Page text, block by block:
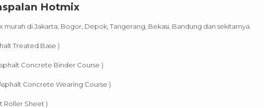
Hotmix
murah di Jakarta, Bogor, Depok, Tangerang, Bekasi, Bandung dan sekitarnya.
Treated Base )
Concrete Binder Course )
Concrete Wearing Course )
Roller Sheet )